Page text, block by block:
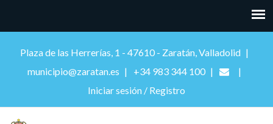
Plaza de las Herrerías, 1 - 47610 - Zaratán, Valladolid
municipio@zaratan.es
+34 983 344 100
Iniciar sesión / Registro